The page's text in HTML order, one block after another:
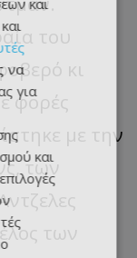
του
κι
φορές
με την
των
των
και
να
για
και